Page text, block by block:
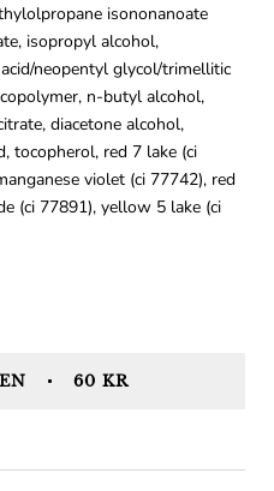
isononanoate
isopropyl alcohol,
neopentyl glycol/trimellitic
n-butyl alcohol,
diacetone alcohol,
tocopherol, red 7 lake (ci
violet (ci 77742), red
(ci 77891), yellow 5 lake (ci
60 KR